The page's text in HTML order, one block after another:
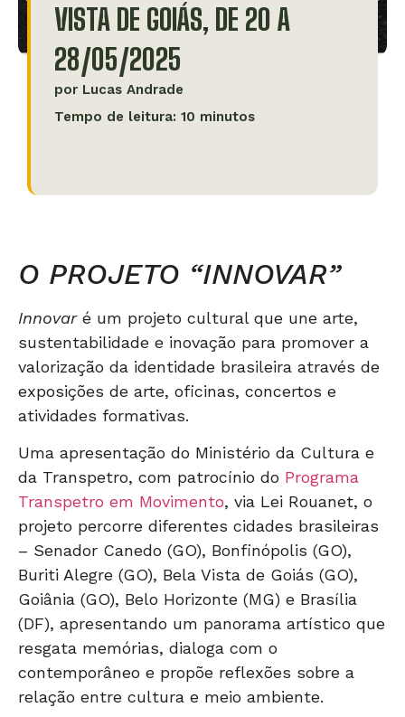
VISTA DE GOIÁS, DE 20 A
28/05/2025
por Lucas Andrade
Tempo de leitura: 10 minutos
O PROJETO “INNOVAR”
Innovaré um projeto cultural que une arte,
sustentabilidade e inovação para promover a
valorização da identidade brasileira através de
exposições de arte, oficinas, concertos e
atividades formativas.
Uma apresentação do Ministério da Cultura e
da Transpetro, com patrocínio do Programa
Transpetro em Movimento, via Lei Rouanet, o
projeto percorre diferentes cidades brasileiras
– Senador Canedo (GO), Bonfinópolis (GO),
Buriti Alegre (GO), Bela Vista de Goiás (GO),
Goiânia (GO), Belo Horizonte (MG) e Brasília
(DF), apresentando um panorama artístico que
resgata memórias, dialoga com o
contemporâneo e propõe reflexões sobre a
relação entre cultura e meio ambiente.